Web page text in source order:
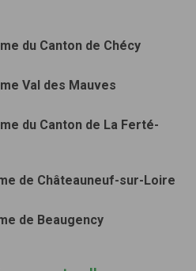
du Canton de Chécy
Val des Mauves
du Canton de La Ferté-
de Châteauneuf-sur-Loire
de Beaugency